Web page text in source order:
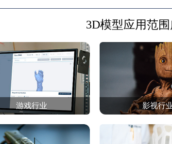
3D模型应用范
游戏行业 影视行